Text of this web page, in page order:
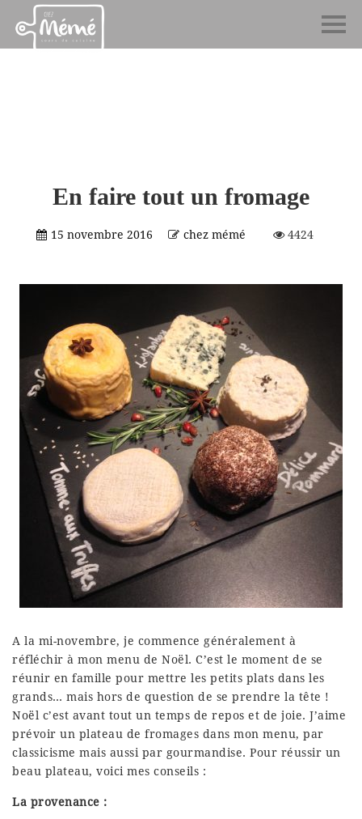
En faire tout un fromage
15 novembre 2016 chez mémé 4424
A la mi-novembre, je commence généralement à
réfléchir à mon menu de Noël. C’est le moment de se
réunir en famille pour mettre les petits plats dans les
grands… mais hors de question de se prendre la tête !
Noël c’est avant tout un temps de repos et de joie. J’aime
prévoir un plateau de fromages dans mon menu, par
classicisme mais aussi par gourmandise. Pour réussir un
beau plateau, voici mes conseils :
La provenance :